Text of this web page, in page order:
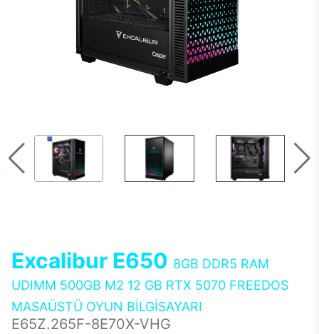
Excalibur E650 8GB DDR5 RAM
UDIMM 500GB M2 12 GB RTX 5070 FREEDOS
MASAÜSTÜ OYUN BİLGİSAYARI
E65Z.265F-8E70X-VHG